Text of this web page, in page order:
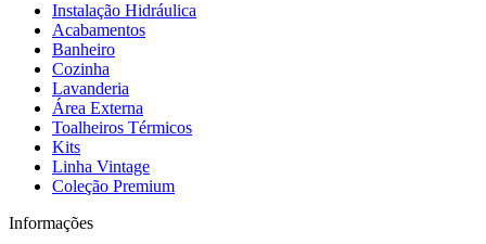
Instalação Hidráulica
Acabamentos
Banheiro
Cozinha
Lavanderia
Área Externa
Toalheiros Térmicos
Kits
Linha Vintage
Coleção Premium
Informações